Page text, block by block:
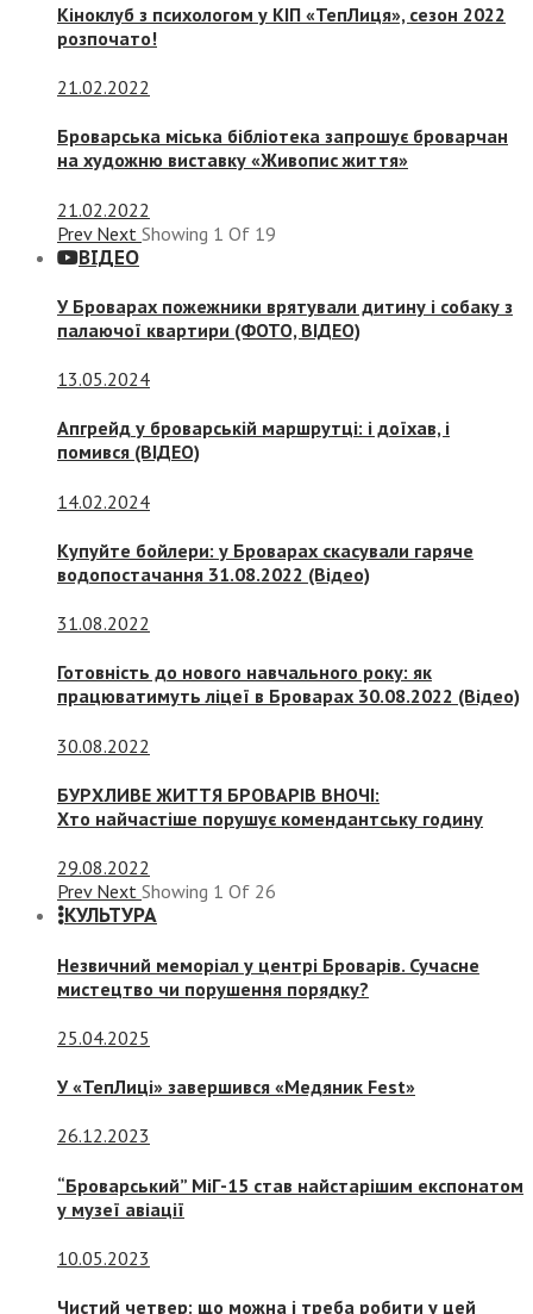
Кіноклуб з психологом у КІП «ТепЛиця», сезон 2022
розпочато!
21.02.2022
Броварська міська бібліотека запрошує броварчан
на художню виставку «Живопис життя»
21.02.2022
Prev Next Showing 1 Of 19
ВІДЕО
У Броварах пожежники врятували дитину і собаку з
палаючої квартири (ФОТО, ВІДЕО)
13.05.2024
Апгрейд у броварській маршрутці: і доїхав, і
помився (ВІДЕО)
14.02.2024
Купуйте бойлери: у Броварах скасували гаряче
водопостачання 31.08.2022 (Відео)
31.08.2022
Готовність до нового навчального року: як
працюватимуть ліцеї в Броварах 30.08.2022 (Відео)
30.08.2022
БУРХЛИВЕ ЖИТТЯ БРОВАРІВ ВНОЧІ:
Хто найчастіше порушує комендантську годину
29.08.2022
Prev Next Showing 1 Of 26
КУЛЬТУРА
Незвичний меморіал у центрі Броварів. Сучасне
мистецтво чи порушення порядку?
25.04.2025
У «ТепЛиці» завершився «Медяник Fest»
26.12.2023
“Броварський” МіГ-15 став найстарішим експонатом
у музеї авіації
10.05.2023
Чистий четвер: що можна і треба робити у цей